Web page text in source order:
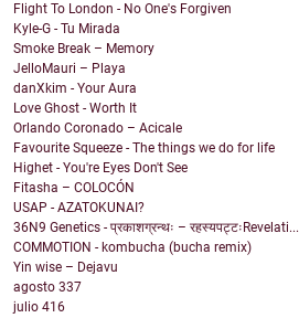
Flight To London - No One's Forgiven
Kyle-G - Tu Mirada
Smoke Break – Memory
JelloMauri – Playa
danXkim - Your Aura
Love Ghost - Worth It
Orlando Coronado – Acicale
Favourite Squeeze - The things we do for life
Highet - You're Eyes Don't See
Fitasha – COLOCÓN
USAP - AZATOKUNAI?
36N9 Genetics - प्रकाशग्रन्थः – रहस्यपट्टःRevelati...
COMMOTION - kombucha (bucha remix)
Yin wise – Dejavu
agosto 337
julio 416